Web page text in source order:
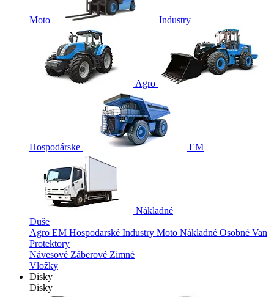
Moto Industry
Agro
Hospodárske EM
Nákladné
Duše
Agro EM Hospodarské Industry Moto Nákladné Osobné Van
Protektory
Návesové Záberové Zimné
Vložky
Disky
Disky